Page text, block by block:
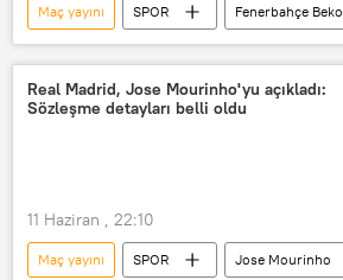
Maç yayını SPOR
Fenerbahçe Beko
Beşiktaş
Maç
tarihi maç
Basketbol
Türkiye A Milli Basketbol Takımı
Real Madrid, Jose Mourinho'yu açıkladı:
Sözleşme detayları belli oldu
11 Haziran , 22:10
Maç yayını SPOR
Jose Mourinho